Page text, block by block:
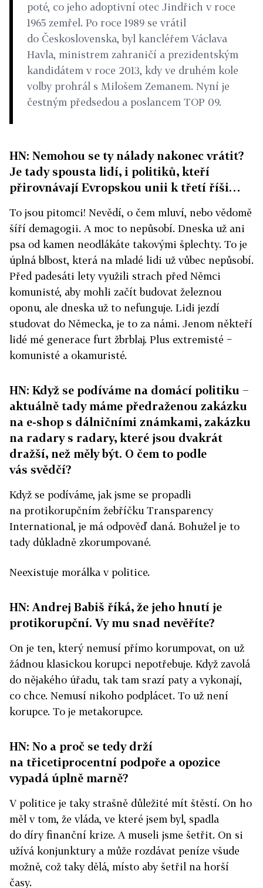
poté, co jeho adoptivní otec Jindřich v roce
1965 zemřel. Po roce 1989 se vrátil
do Československa, byl kancléřem Václava
Havla, ministrem zahraničí a prezidentským
kandidátem v roce 2013, kdy ve druhém kole
volby prohrál s Milošem Zemanem. Nyní je
čestným předsedou a poslancem TOP 09.
HN: Nemohou se ty nálady nakonec vrátit?
Je tady spousta lidí, i politiků, kteří
přirovnávají Evropskou unii k třetí říši…
To jsou pitomci! Nevědí, o čem mluví, nebo vědomě
šíří demagogii. A moc to nepůsobí. Dneska už ani
psa od kamen neodlákáte takovými šplechty. To je
úplná blbost, která na mladé lidi už vůbec nepůsobí.
Před padesáti lety využili strach před Němci
komunisté, aby mohli začít budovat železnou
oponu, ale dneska už to nefunguje. Lidi jezdí
studovat do Německa, je to za námi. Jenom někteří
lidé mé generace furt žbrblaj. Plus extremisté −
komunisté a okamuristé.
HN: Když se podíváme na domácí politiku −
aktuálně tady máme předraženou zakázku
na e-shop s dálničními známkami, zakázku
na radary s radary, které jsou dvakrát
dražší, než měly být. O čem to podle
vás svědčí?
Když se podíváme, jak jsme se propadli
na protikorupčním žebříčku Transparency
International, je má odpověď daná. Bohužel je to
tady důkladně zkorumpované.
Neexistuje morálka v politice.
HN: Andrej Babiš říká, že jeho hnutí je
protikorupční. Vy mu snad nevěříte?
On je ten, který nemusí přímo korumpovat, on už
žádnou klasickou korupci nepotřebuje. Když zavolá
do nějakého úřadu, tak tam srazí paty a vykonají,
co chce. Nemusí nikoho podplácet. To už není
korupce. To je metakorupce.
HN: No a proč se tedy drží
na třicetiprocentní podpoře a opozice
vypadá úplně marně?
V politice je taky strašně důležité mít štěstí. On ho
měl v tom, že vláda, ve které jsem byl, spadla
do díry finanční krize. A museli jsme šetřit. On si
užívá konjunktury a může rozdávat peníze všude
možně, což taky dělá, místo aby šetřil na horší
časy.